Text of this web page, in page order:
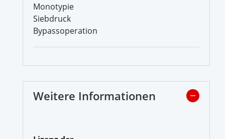
Monotypie
Siebdruck
Bypassoperation
Weitere Informationen